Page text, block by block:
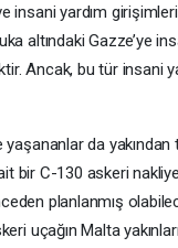
insani yardım
altındaki Gazze’ye
Ancak, bu tür insani
yaşananlar da
bir C-130 askeri
planlanmış
uçağın Malta